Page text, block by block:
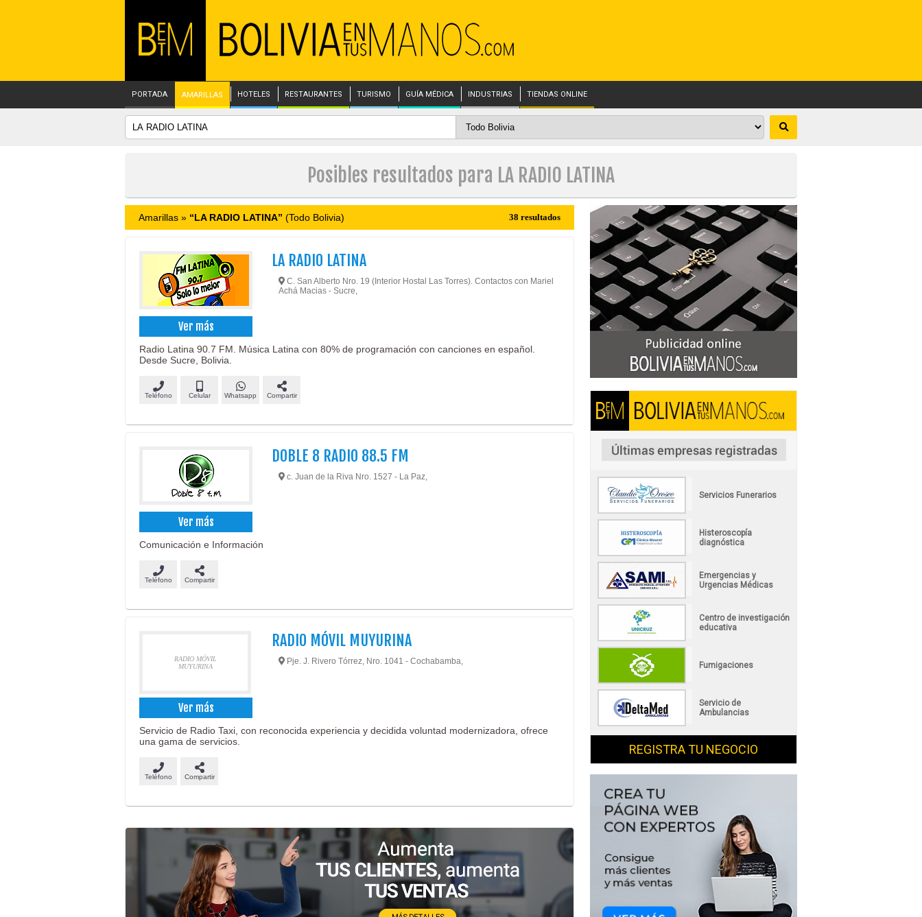
PORTADA AMARILLAS HOTELES RESTAURANTES TURISMO GUÍA MÉDICA INDUSTRIAS TIENDAS ONLINE
Posibles resultados para LA RADIO LATINA
Amarillas » “LA RADIO LATINA” (Todo Bolivia) 38 resultados
Ver más
LA RADIO LATINA
C. San Alberto Nro. 19 (Interior Hostal Las Torres). Contactos con Mariel
Achá Macias - Sucre,
Radio Latina 90.7 FM. Música Latina con 80% de programación con canciones en español.
Desde Sucre, Bolivia.
Teléfono Celular Whatsapp Compartir
Ver más
DOBLE 8 RADIO 88.5 FM
c. Juan de la Riva Nro. 1527 - La Paz,
Comunicación e Información
Teléfono Compartir
RADIO MÓVIL
MUYURINA
Ver más
RADIO MÓVIL MUYURINA
Pje. J. Rivero Tórrez, Nro. 1041 - Cochabamba,
Servicio de Radio Taxi, con reconocida experiencia y decidida voluntad modernizadora, ofrece
una gama de servicios.
Teléfono Compartir
Servicios Funerarios
Histeroscopía
diagnóstica
Emergencias y
Urgencias Médicas
Centro de investigación
educativa
Fumigaciones
Servicio de
Ambulancias
REGISTRA TU NEGOCIO